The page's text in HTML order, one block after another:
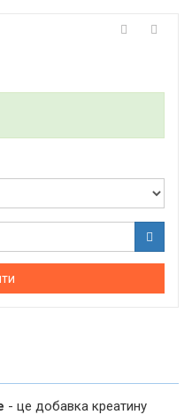
- це добавка креатину